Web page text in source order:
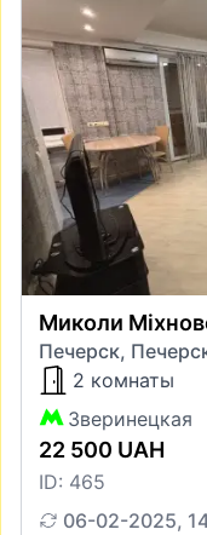
Миколи
Печерск,
2 комнаты
Зверинецкая
22 500 UAH
ID: 465
06-02-2025,